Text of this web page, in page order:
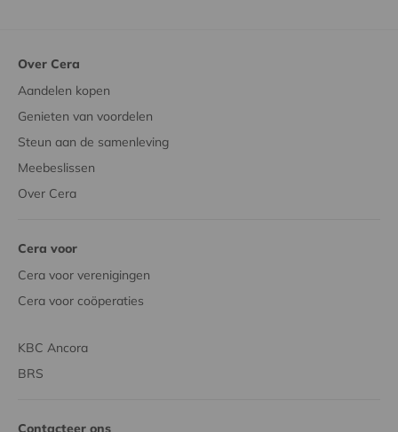
Over Cera
Aandelen kopen
Genieten van voordelen
Steun aan de samenleving
Meebeslissen
Over Cera
Cera voor
Cera voor verenigingen
Cera voor coöperaties
KBC Ancora
BRS
Contacteer ons